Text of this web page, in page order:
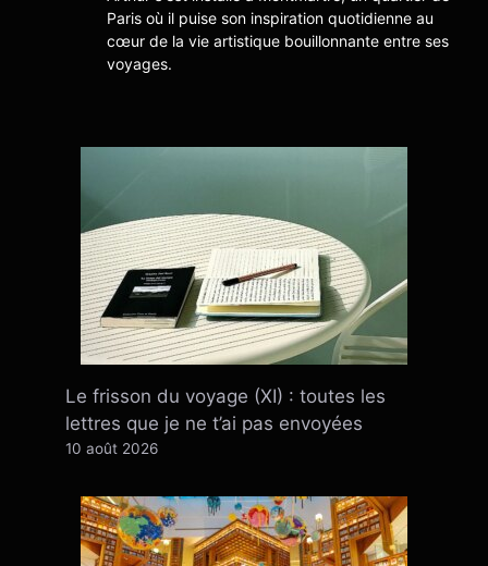
Paris où il puise son inspiration quotidienne au
cœur de la vie artistique bouillonnante entre ses
voyages.
Le frisson du voyage (XI) : toutes les
lettres que je ne t’ai pas envoyées
10 août 2026